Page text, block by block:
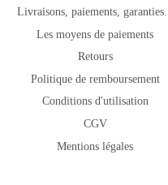
Livraisons, paiements, garanties...
Les moyens de paiements
Retours
Politique de remboursement
Conditions d'utilisation
CGV
Mentions légales